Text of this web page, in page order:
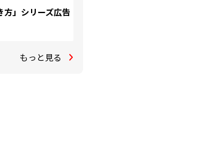
方」シリーズ広告
もっと見る